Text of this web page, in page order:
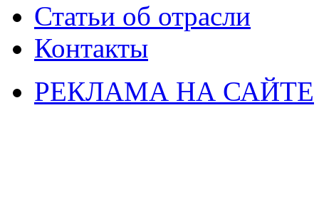
Статьи об отрасли
Контакты
РЕКЛАМА НА САЙТЕ